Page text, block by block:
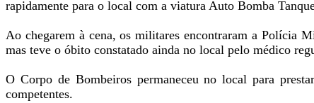
rapidamente para o local com a viatura Auto Bomba
Ao chegarem à cena, os militares encontraram a Polícia
mas teve o óbito constatado ainda no local pelo médico
O Corpo de Bombeiros permaneceu no local para
competentes.